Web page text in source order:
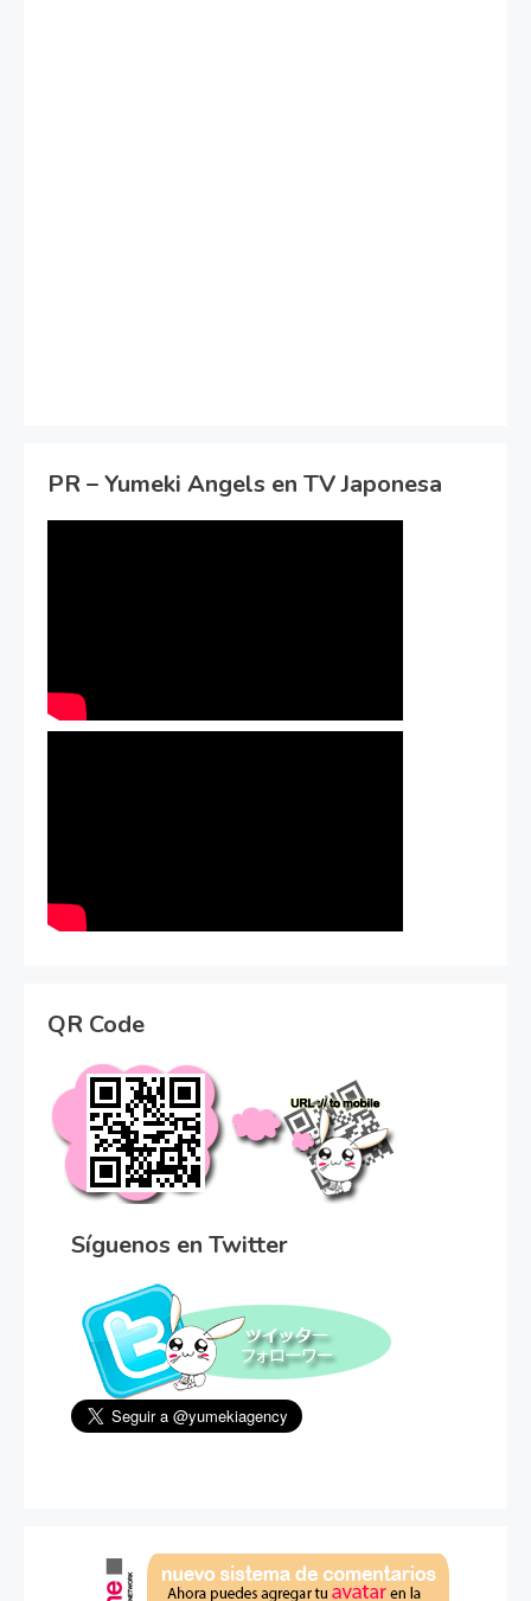
PR – Yumeki Angels en TV Japonesa
QR Code
Síguenos en Twitter